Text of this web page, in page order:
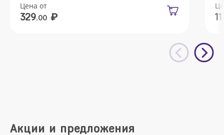
Цена от
329.00 ₽ 11
Акции и предложения